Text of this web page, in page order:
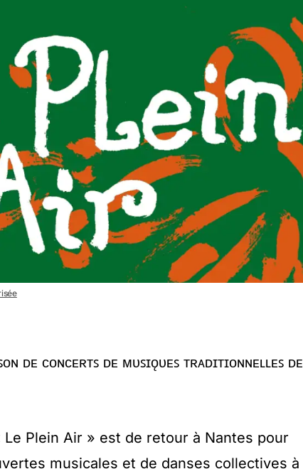
ᴅᴇ ᴄᴏɴᴄᴇʀᴛꜱ ᴅᴇ ᴍᴜꜱɪǫᴜᴇꜱ ᴛʀᴀᴅɪᴛɪᴏɴɴᴇʟʟᴇꜱ
Plein Air » est de retour à Nantes pour
musicales et de danses collectives à